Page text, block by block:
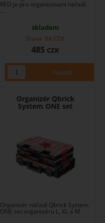
RED je pro organizovaní nářadí,
...
skladem
485 CZK
Sleva 54 CZK
Organizér Qbrick
System ONE set
Organizér nářadí Qbrick System
ONE set organizéru L, XL a M